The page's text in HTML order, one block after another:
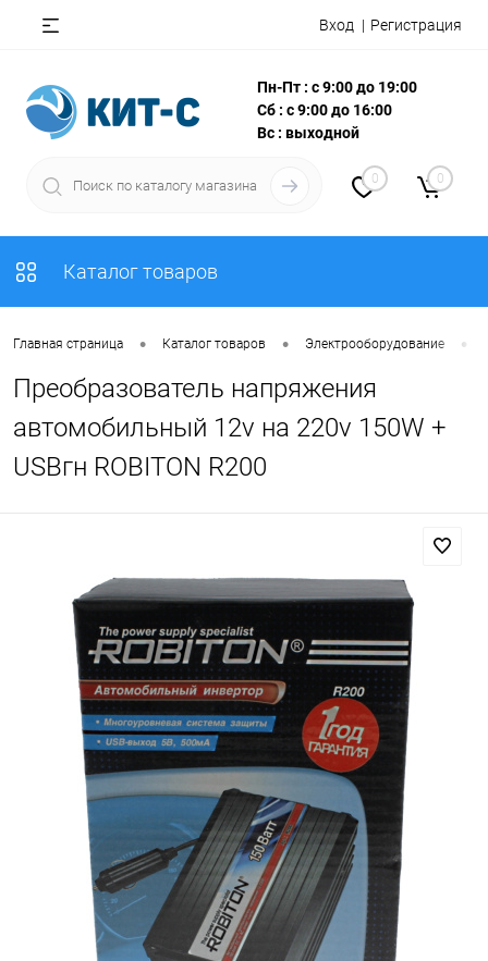
Вход Регистрация
Пн-Пт : с 9:00 до 19:00
Сб : с 9:00 до 16:00
Вс : выходной
0 0
Каталог товаров
Главная страница • Каталог товаров • Электрооборудование •
Преобразователь напряжения
автомобильный 12v на 220v 150W +
USBгн ROBITON R200